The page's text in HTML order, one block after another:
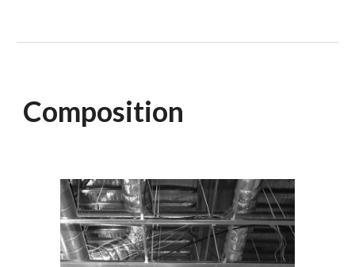
Composition